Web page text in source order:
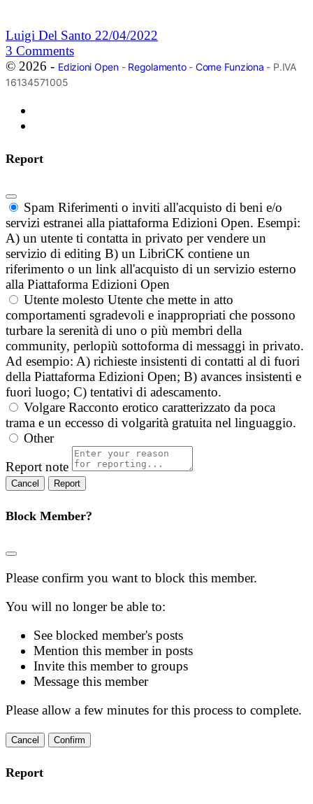
Luigi Del Santo 22/04/2022
3 Comments
© 2026 - Edizioni Open- Regolamento- Come Funziona - P.IVA
16134571005
Report
Spam Riferimenti o inviti all'acquisto di beni e/o
servizi estranei alla piattaforma Edizioni Open. Esempi:
A) un utente ti contatta in privato per vendere un
servizio di editing B) un LibriCK contiene un
riferimento o un link all'acquisto di un servizio esterno
alla Piattaforma Edizioni Open
Utente molesto Utente che mette in atto
comportamenti sgradevoli e inappropriati che possono
turbare la serenità di uno o più membri della
community, perlopiù sottoforma di messaggi in privato.
Ad esempio: A) richieste insistenti di contatti al di fuori
della Piattaforma Edizioni Open; B) avances insistenti e
fuori luogo; C) tentativi di adescamento.
Volgare Racconto erotico caratterizzato da poca
trama e un eccesso di volgarità gratuita nel linguaggio.
Other
Report note
Report
Block Member?
Please confirm you want to block this member.
You will no longer be able to:
See blocked member's posts
Mention this member in posts
Invite this member to groups
Message this member
Please allow a few minutes for this process to complete.
Confirm
Report